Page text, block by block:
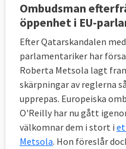
Ombudsman
öppenhet i EU-
Efter Qatarskandalen
parlamentariker har
Roberta Metsola lagt
skärpningar av reglerna
upprepas. Europeiska
O'Reilly har nu gått
välkomnar dem i stort i
Metsola. Hon föreslår